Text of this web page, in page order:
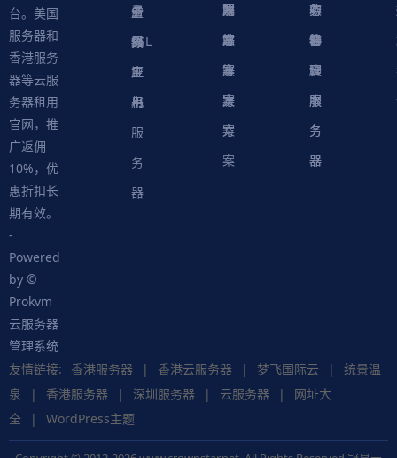
台。美国
服务器和
香港服务
器等云服
务器租用
官网，推
广返佣
10%，优
惠折扣长
期有效。
-
Powered
by ©
Prokvm
云服务器
管理系统
务
器
务
器
量
级
应
用
服
务
器
虚
拟
主
机
SSL
证
书
方
案
决
方
案
解
决
方
案
戏
解
决
方
案
网
站
解
决
方
案
务
器
心
中
心
务
协
议
软
件
脚
本
物
理
服
务
器
云
服
务
器
友情链接: 香港服务器 | 香港云服务器 | 梦飞国际云 |
统景温
泉
| 香港服务器 | 深圳服务器 | 云服务器 |
网址大
全
| WordPress主题